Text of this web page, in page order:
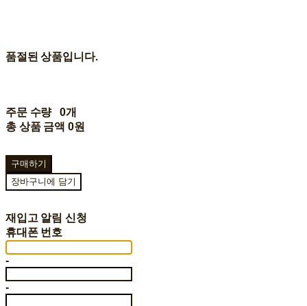
품절된 상품입니다.
주문 수량
0개
총 상품 금액 0원
구매하기
장바구니에 담기
재입고 알림 신청
휴대폰 번호
-
-